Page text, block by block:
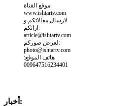
موقع القناة:
www.ishtartv.com
لارسال مقالاتكم و
ارائكم:
article@ishtartv.com
لعرض صوركم:
photo@ishtartv.com
هاتف الموقع:
009647516234401
أخبار: